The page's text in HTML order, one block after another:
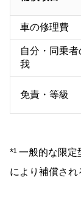
車の修理費
自分・同乗者
我
免責・等級
*¹ 一般的な限
により補償され